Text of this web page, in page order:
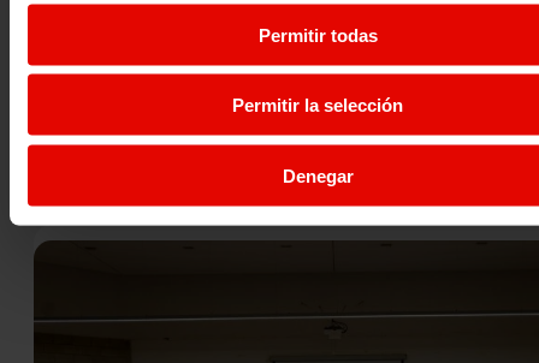
Permitir todas
Permitir la selección
Denegar
VOLUNTARIADO INTERNACIONAL VOLPA